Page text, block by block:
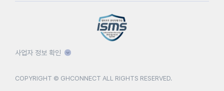
사업자 정보 확인
COPYRIGHT © GHCONNECT ALL RIGHTS RESERVED.